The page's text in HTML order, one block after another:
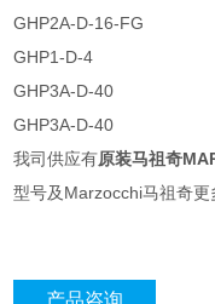
GHP2A-D-16-FG
GHP1-D-4
GHP3A-D-40
GHP3A-D-40
我司供应有原装马祖奇
型号及Marzocchi马祖奇更
产品咨询